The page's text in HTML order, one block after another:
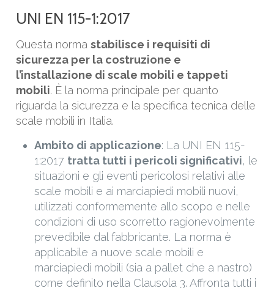
UNI EN 115-1:2017
Questa normastabilisce i requisiti di
sicurezza per la costruzione e
l’installazione di scale mobili e tappeti
mobili. È la norma principale per quanto
riguarda la sicurezza e la specifica tecnica delle
scale mobili in Italia.
Ambito di applicazione: La UNI EN 115-
1:2017 tratta tutti i pericoli significativi, le
situazioni e gli eventi pericolosi relativi alle
scale mobili e ai marciapiedi mobili nuovi,
utilizzati conformemente allo scopo e nelle
condizioni di uso scorretto ragionevolmente
prevedibile dal fabbricante​. La norma è
applicabile a nuove scale mobili e
marciapiedi mobili (sia a pallet che a nastro)
come definito nella Clausola 3. Affronta tutti i